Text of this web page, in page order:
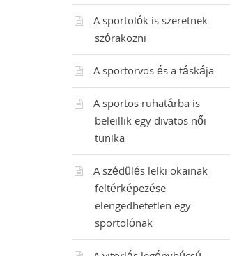
A sportolók is szeretnek
szórakozni
A sportorvos és a táskája
A sportos ruhatárba is
beleillik egy divatos női
tunika
A szédülés lelki okainak
feltérképezése
elengedhetetlen egy
sportolónak